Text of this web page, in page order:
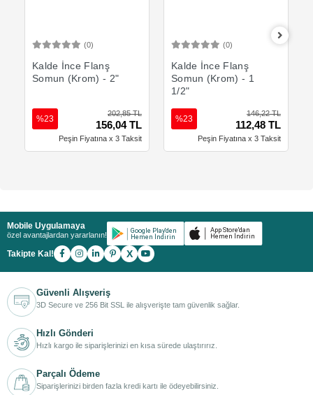
(0)
Kalde İnce Flanş
Somun (Krom) - 2"
202,85 TL
156,04 TL
%23
Peşin Fiyatına x 3 Taksit
(0)
Kalde İnce Flanş
Somun (Krom) - 1
1/2"
146,22 TL
112,48 TL
%23
Peşin Fiyatına x 3 Taksit
Mobile Uygulamaya
özel avantajlardan yararlanın!
Takipte Kal! X
Güvenli Alışveriş
3D Secure ve 256 Bit SSL ile alışverişte tam güvenlik sağlar.
Hızlı Gönderi
Hızlı kargo ile siparişlerinizi en kısa sürede ulaştırırız.
Parçalı Ödeme
Siparişlerinizi birden fazla kredi kartı ile ödeyebilirsiniz.